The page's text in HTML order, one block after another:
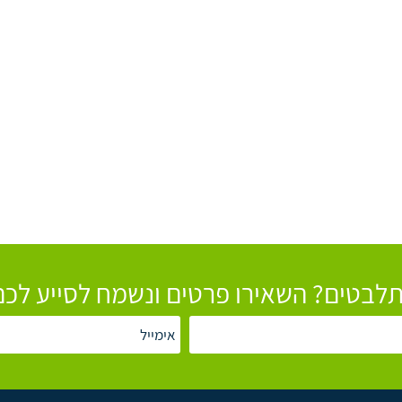
השאירו פרטים ונשמח לסייע